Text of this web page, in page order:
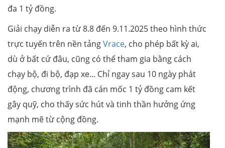
đa 1 tỷ đồng.
Giải chạy diễn ra từ 8.8 đến 9.11.2025 theo hình thức
trực tuyến trên nền tảngVrace, cho phép bất kỳ ai,
dù ở bất cứ đâu, cũng có thể tham gia bằng cách
chạy bộ, đi bộ, đạp xe... Chỉ ngay sau 10 ngày phát
động, chương trình đã cán mốc 1 tỷ đồng cam kết
gây quỹ, cho thấy sức hút và tinh thần hưởng ứng
mạnh mẽ từ cộng đồng.